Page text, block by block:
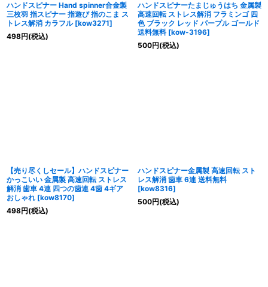
ハンドスピナー Hand spinner合金製
三枚羽 指スピナー 指遊び 指のこま ス
トレス解消 カラフル [kow3271]
498円(税込)
ハンドスピナーたまじゅうはち 金属製
高速回転 ストレス解消 フラミンゴ 四
色 ブラック レッド パープル ゴールド
送料無料 [kow-3196]
500円(税込)
【売り尽くしセール】ハンドスピナー
かっこいい 金属製 高速回転 ストレス
解消 歯車 4連 四つの歯連 4歯 4ギア
おしゃれ [kow8170]
498円(税込)
ハンドスピナー金属製 高速回転 スト
レス解消 歯車 6連 送料無料
[kow8316]
500円(税込)